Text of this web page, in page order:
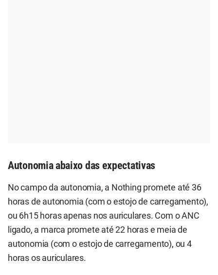
Autonomia abaixo das expectativas
No campo da autonomia, a Nothing promete até 36
horas de autonomia (com o estojo de carregamento),
ou 6h15 horas apenas nos auriculares. Com o ANC
ligado, a marca promete até 22 horas e meia de
autonomia (com o estojo de carregamento), ou 4
horas os auriculares.